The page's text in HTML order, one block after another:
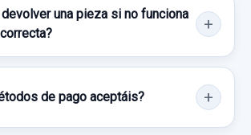
de envío no incluidos.
Consultar por whatsapp
una pieza si no funciona
de pago aceptáis?